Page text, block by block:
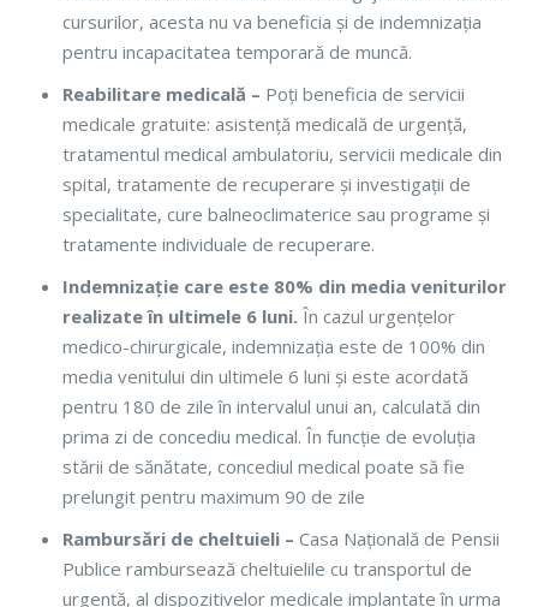
cursurilor, acesta nu va beneficia și de indemnizația
pentru incapacitatea temporară de muncă.
Reabilitare medicală – Poți beneficia de servicii
medicale gratuite: asistență medicală de urgență,
tratamentul medical ambulatoriu, servicii medicale din
spital, tratamente de recuperare și investigații de
specialitate, cure balneoclimaterice sau programe și
tratamente individuale de recuperare.
Indemnizație care este 80% din media veniturilor
realizate în ultimele 6 luni. În cazul urgențelor
medico-chirurgicale, indemnizația este de 100% din
media venitului din ultimele 6 luni și este acordată
pentru 180 de zile în intervalul unui an, calculată din
prima zi de concediu medical. În funcție de evoluția
stării de sănătate, concediul medical poate să fie
prelungit pentru maximum 90 de zile
Rambursări de cheltuieli – Casa Națională de Pensii
Publice rambursează cheltuielile cu transportul de
urgență, al dispozitivelor medicale implantate în urma